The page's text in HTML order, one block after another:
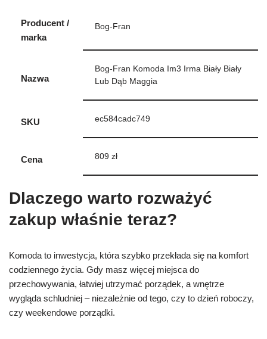
Producent /
marka
Bog-Fran
Nazwa
Bog-Fran Komoda Im3 Irma Biały Biały
Lub Dąb Maggia
SKU ec584cadc749
Cena 809 zł
Dlaczego warto rozważyć
zakup właśnie teraz?
Komoda to inwestycja, która szybko przekłada się na komfort
codziennego życia. Gdy masz więcej miejsca do
przechowywania, łatwiej utrzymać porządek, a wnętrze
wygląda schludniej – niezależnie od tego, czy to dzień roboczy,
czy weekendowe porządki.